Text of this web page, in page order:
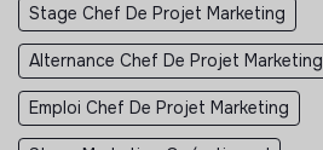
Stage Chef De Projet Marketing
Alternance Chef De Projet Marketing
Emploi Chef De Projet Marketing